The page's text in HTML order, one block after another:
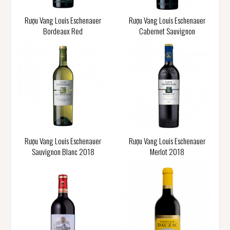
Rượu Vang Louis Eschenauer
Bordeaux Red
Rượu Vang Louis Eschenauer
Cabernet Sauvignon
Rượu Vang Louis Eschenauer
Sauvignon Blanc 2018
Rượu Vang Louis Eschenauer
Merlot 2018